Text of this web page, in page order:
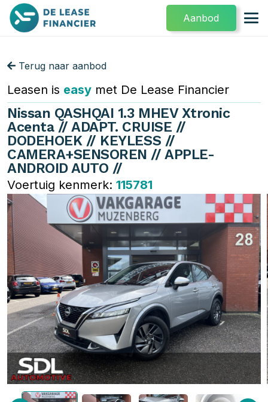
Aanbod
Terug naar aanbod
Leasen is easy met De Lease Financier
Nissan QASHQAI 1.3 MHEV Xtronic
Acenta // ADAPT. CRUISE //
DODEHOEK // KEYLESS //
CAMERA+SENSOREN // APPLE-
ANDROID AUTO //
Voertuig kenmerk: 115781